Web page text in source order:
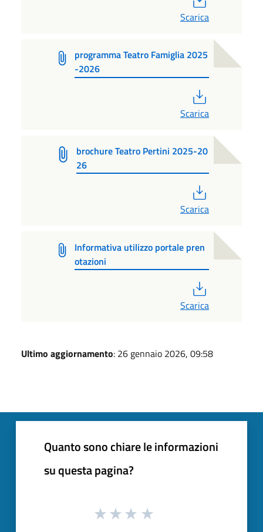
Scarica
programma Teatro Famiglia 2025
-2026
Scarica
brochure Teatro Pertini 2025-20
26
Scarica
Informativa utilizzo portale pren
otazioni
Scarica
Ultimo aggiornamento: 26 gennaio 2026, 09:58
Quanto sono chiare le informazioni
su questa pagina?